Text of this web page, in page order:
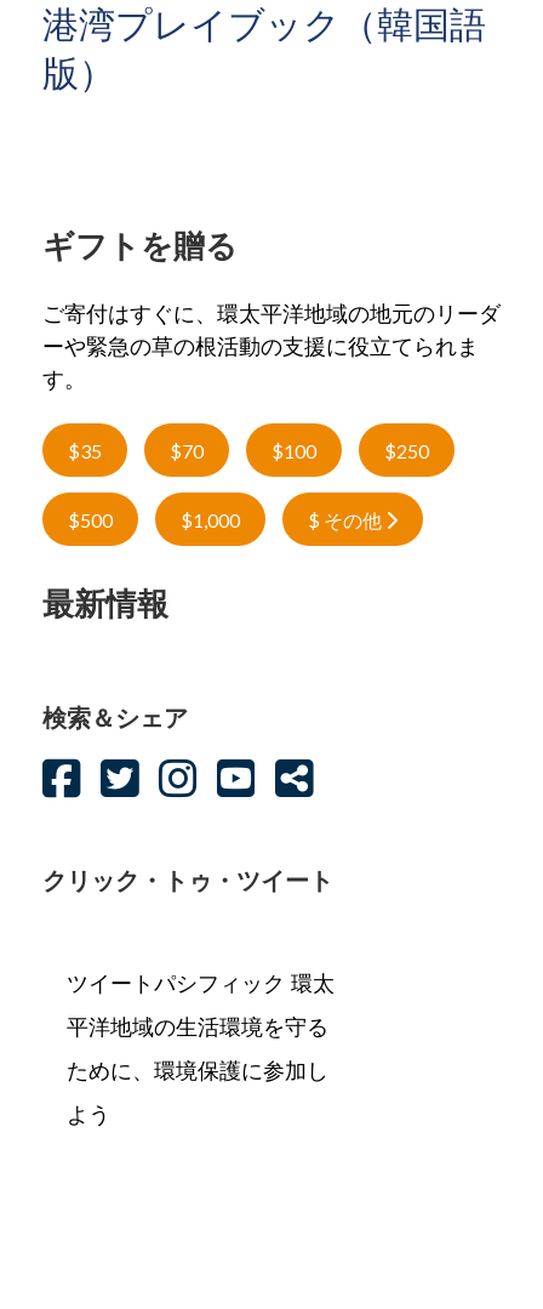
港湾プレイブック（韓国語
版）
ギフトを贈る
ご寄付はすぐに、環太平洋地域の地元のリーダ
ーや緊急の草の根活動の支援に役立てられま
す。
$35 $70 $100 $250
$500 $1,000 $ その他
最新情報
検索＆シェア
クリック・トゥ・ツイート
ツイートパシフィック 環太
平洋地域の生活環境を守る
ために、環境保護に参加し
よう